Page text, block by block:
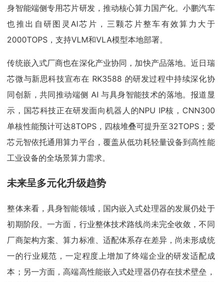
身智能端侧专用芯片研发，推动核心算力国产化。小鹏汽车
也推出自研图灵AI芯片，三颗芯片整车有效算力大于
2000TOPS，支持VLM和VLA模型本地部署。
传统嵌入式厂商也在深化产业协同，加快产品落地。近日瑞
芯微与新思科技宣布在 RK3588 的研发过程中持续深化协
同创新，共同推动端侧 AI 与具身智能技术的落地。报道显
示，国芯科技正在研发面向机器人的NPU IP核，CNN300
单核性能预计可达8TOPS，四核堆叠可提升至32TOPS；爱
芯元智依托通用算力平台，覆盖从低功耗轻量设备到高性能
工业设备的全场景算力需求。
未来呈多元化升级趋势
整体来看，具身智能领域，国内嵌入式处理器的发展仍处于
初期阶段。一方面，行业整体技术路线尚未完全收敛，不同
厂商架构方案、算力标准、适配体系存在差异，尚未形成统
一的行业规范，一定程度上增加了终端企业的研发适配成
本；另一方面，高端高性能嵌入式处理器仍存在技术壁垒，